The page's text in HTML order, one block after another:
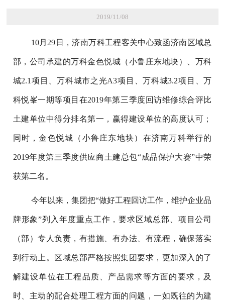
2019/11/08
10月29日，济南万科工程客关中心致函济南区域总
部，公司承建的万科金色悦城（小鲁庄东地块）、万科
城2.1项目、万科城市之光A3项目、万科城3.2项目、万
科悦峯一期等项目在2019年第三季度回访维修综合评比
土建单位中得分排名第一，赢得建设单位的高度认可；
同时，金色悦城（小鲁庄东地块）在济南万科举行的
2019年度第三季度供应商土建总包“成品保护大赛”中荣
获第二名。
今年以来，集团把“做好工程回访工作，维护企业品
牌形象”列入年度重点工作，要求区域总部、项目公司
（部）专人负责，有措施、有办法、有流程，确保落实
到行动上。区域总部严格按照集团要求，更加深入的了
解建设单位在工程品质、产品需求等方面的要求，及
时、主动的配合处理工程方面的问题，一如既往的为建